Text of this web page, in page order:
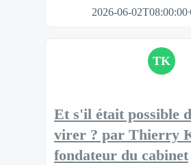
2026-06-
TK
Et s'il était possible
virer ? par Thierry
fondateur du cabinet